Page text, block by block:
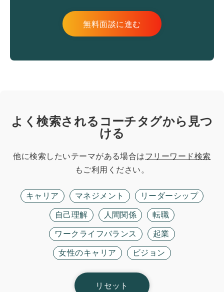
無料面談に進む
よく検索されるコーチタグから見つ
ける
他に検索したいテーマがある場合はフリーワード検索
もご利用ください。
キャリア マネジメント リーダーシップ
自己理解 人間関係 転職
ワークライフバランス 起業
女性のキャリア ビジョン
リセット